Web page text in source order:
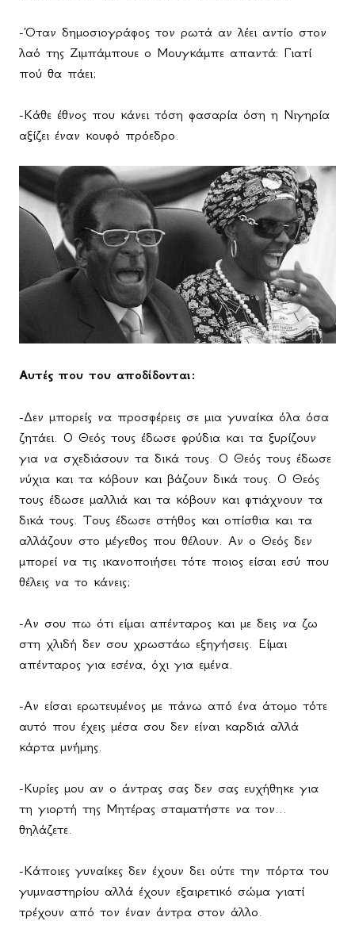
-Όταν δημοσιογράφος τον ρωτά αν λέει αντίο στον
λαό της Ζιμπάμπουε ο Μουγκάμπε απαντά: Γιατί
πού θα πάει;
-Κάθε έθνος που κάνει τόση φασαρία όση η Νιγηρία
αξίζει έναν κουφό πρόεδρο.
Αυτές που του αποδίδονται:
-Δεν μπορείς να προσφέρεις σε μια γυναίκα όλα όσα
ζητάει. Ο Θεός τους έδωσε φρύδια και τα ξυρίζουν
για να σχεδιάσουν τα δικά τους. Ο Θεός τους έδωσε
νύχια και τα κόβουν και βάζουν δικά τους. Ο Θεός
τους έδωσε μαλλιά και τα κόβουν και φτιάχνουν τα
δικά τους. Τους έδωσε στήθος και οπίσθια και τα
αλλάζουν στο μέγεθος που θέλουν. Αν ο Θεός δεν
μπορεί να τις ικανοποιήσει τότε ποιος είσαι εσύ που
θέλεις να το κάνεις;
-Αν σου πω ότι είμαι απένταρος και με δεις να ζω
στη χλιδή δεν σου χρωστάω εξηγήσεις. Είμαι
απένταρος για εσένα, όχι για εμένα.
-Αν είσαι ερωτευμένος με πάνω από ένα άτομο τότε
αυτό που έχεις μέσα σου δεν είναι καρδιά αλλά
κάρτα μνήμης.
-Κυρίες μου αν ο άντρας σας δεν σας ευχήθηκε για
τη γιορτή της Μητέρας σταματήστε να τον...
θηλάζετε.
-Κάποιες γυναίκες δεν έχουν δει ούτε την πόρτα του
γυμναστηρίου αλλά έχουν εξαιρετικό σώμα γιατί
τρέχουν από τον έναν άντρα στον άλλο.